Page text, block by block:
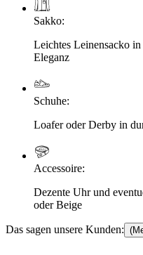
Sakko:
Leichtes Leinensacko
Eleganz
Schuhe:
Loafer oder Derby in
Accessoire:
Dezente Uhr und
oder Beige
Das sagen unsere Kunden: